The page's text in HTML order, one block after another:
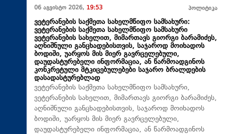
06 აგვისტო 2026, 19:53 პოლიტიკა
ვეტერანების საქმეთა სახელმწიფო სამსახური:
ვეტერანების საქმეთა სახელმწიფო სამსახური
ვეტერანების სახელით, მიმართავს გიორგი ბარამიძეს,
აღნიშნული განცხადებისთვის, საჯაროდ მოიხადოს
ბოდიში, უარყოს მის მიერ გავრცელებული,
დაუდასტურებელი ინფორმაცია, ან წარმოადგინოს
კონკრეტული მტკიცებულებები საჯარო ბრალდების
დასადასტურებლად
ვეტერანების საქმეთა სახელმწიფო სამსახური,
ვეტერანების სახელით, მიმართავს გიორგი ბარამიძეს,
აღნიშნული განცხადებისთვის, საჯაროდ მოიხადოს
ბოდიში, უარყოს მის მიერ გავრცელებული,
დაუდასტურებელი ინფორმაცია, ან წარმოადგინოს